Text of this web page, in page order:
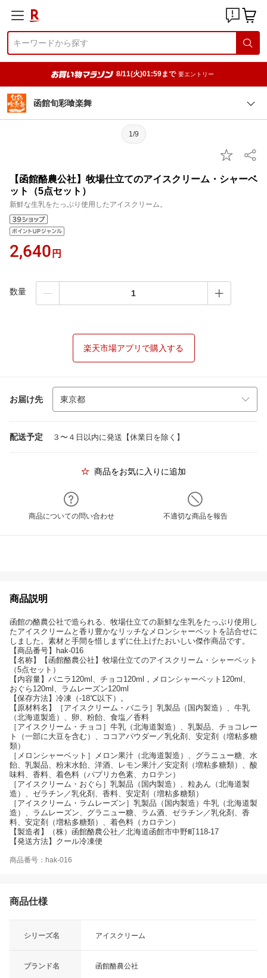
8/11(火)01:59まで 要エントリー
函館旬彩喰楽舞
1/9
【函館酪農公社】牧場仕立てのアイスクリーム・シャーベ
ット（5点セット）
新鮮な生乳をたっぷり使用したアイスクリーム。
2,640 円
数量
楽天市場アプリで購入する
お届け先
配送予定 ３〜４日以内に発送【休業日を除く】
商品をお気に入りに追加
商品についての問い合わせ 不適切な商品を報告
商品説明
函館の酪農公社で造られる、牧場仕立ての新鮮な生乳をたっぷり使用し
たアイスクリームと香り豊かなリッチなメロンシャーベットを詰合せに
しました。素材と手間を惜しまずに仕上げたおいしい傑作商品です。
【商品番号】hak-016
【名称】【函館酪農公社】牧場仕立てのアイスクリーム・シャーベット
（5点セット）
【内容量】バニラ120ml、チョコ120ml，メロンシャーベット120ml、
おぐら120ml、ラムレーズン120ml
【保存方法】冷凍（-18℃以下）。
【原材料名】［アイスクリーム・バニラ］乳製品（国内製造）、牛乳
（北海道製造）、卵、粉飴、食塩／香料
［アイスクリーム・チョコ］牛乳（北海道製造）、乳製品、チョコレー
ト（一部に大豆を含む）、ココアパウダー／乳化剤、安定剤（増粘多糖
類）
［メロンシャーベット］メロン果汁（北海道製造）、グラニュー糖、水
飴、乳製品、粉末水飴、洋酒、レモン果汁／安定剤（増粘多糖類）、酸
味料、香料、着色料（パプリカ色素、カロテン）
［アイスクリーム・おぐら］乳製品（国内製造）、粒あん（北海道製
造）、ゼラチン／乳化剤、香料、安定剤（増粘多糖類）
［アイスクリーム・ラムレーズン］乳製品（国内製造）牛乳（北海道製
造）、ラムレーズン、グラニュー糖、ラム酒、ゼラチン／乳化剤、香
料、安定剤（増粘多糖類）、着色料（カロテン）
【製造者】（株）函館酪農公社／北海道函館市中野町118-17
【発送方法】クール冷凍便
商品番号：hak-016
商品仕様
シリーズ名 アイスクリーム
ブランド名 函館酪農公社